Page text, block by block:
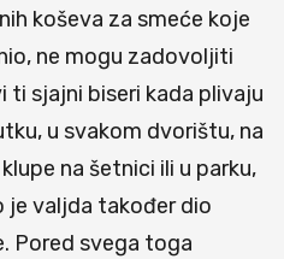
koševa za smeće koje
ne mogu zadovoljiti
ti sjajni biseri kada plivaju
u svakom dvorištu, na
na šetnici ili u parku,
je valjda također dio
Pored svega toga